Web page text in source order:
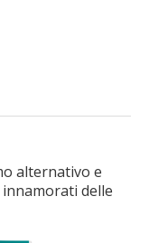
alternativo e
delle